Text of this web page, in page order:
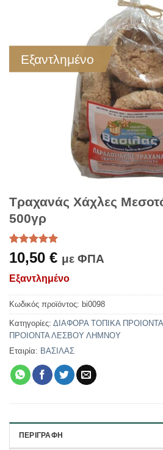
Εξαντλημένο
Τραχανάς Χάχλες
500γρ
Βαθμολογήθηκε
με5από 5
με βάση
1
βαθμολογία
10,50 € με ΦΠΑ
Εξαντλημένο
Κωδικός προϊόντος: bi0098
Κατηγορίες: ΔΙΑΦΟΡΑ ΤΟΠΙΚΑ ΠΡΟΙΟΝΤΑ
ΠΡΟΙΟΝΤΑ ΛΕΣΒΟΥ ΛΗΜΝΟΥ
Εταιρία: ΒΑΣΙΛΑΣ
ΠΕΡΙΓΡΑΦΉ